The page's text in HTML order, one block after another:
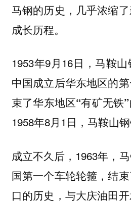
马钢的历史，几乎浓缩
成长历程。
1953年9月16日，马鞍
中国成立后华东地区的第
束了华东地区“有矿无铁
1958年8月1日，马鞍山
成立不久后，1963年，
国第一个车轮轮箍，结
口的历史，与大庆油田